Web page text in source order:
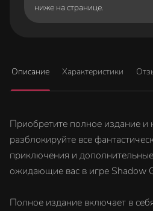
ниже на странице.
Описание Характеристики
Приобретите полное издание и
разблокируйте все
приключения и
ожидающие вас в игре Shadow
Полное издание включает в